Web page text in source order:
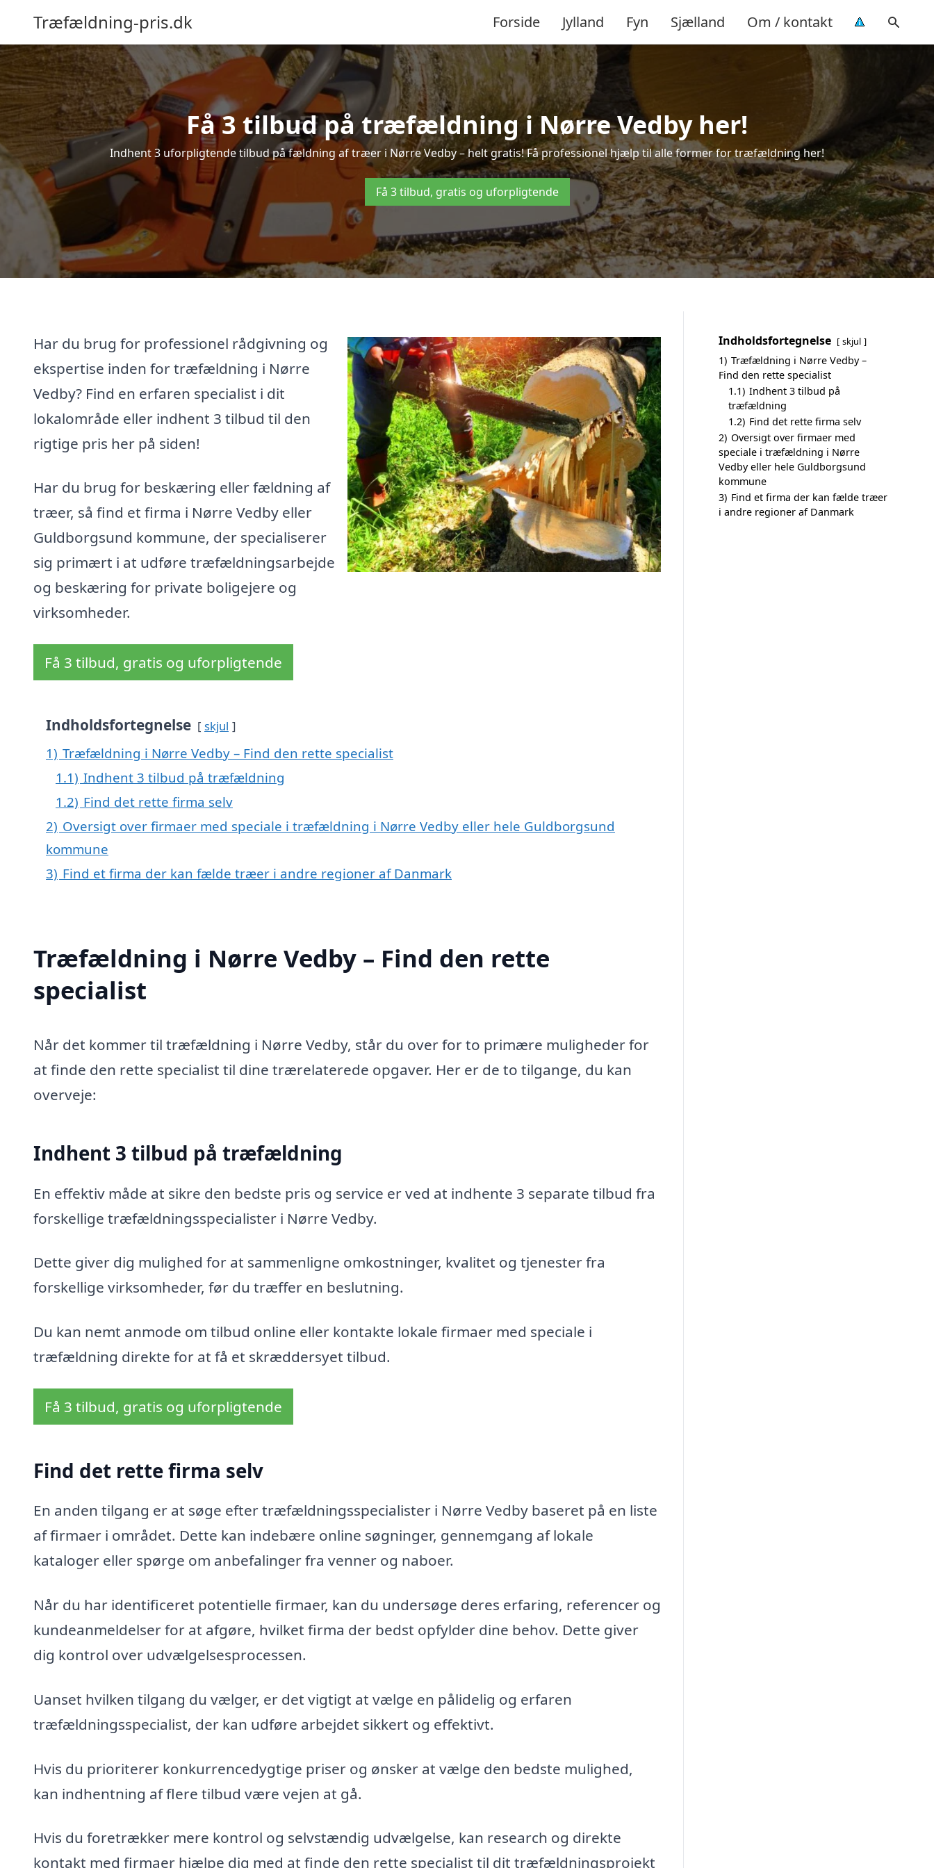
Træfældning-pris.dk Forside Jylland Fyn Sjælland Om / kontakt
Få 3 tilbud på træfældning i Nørre Vedby her!
Indhent 3 uforpligtende tilbud på fældning af træer i Nørre Vedby – helt gratis! Få professionel hjælp til alle former for træfældning her!
Få 3 tilbud, gratis og uforpligtende
Har du brug for professionel rådgivning og
ekspertise inden for træfældning i Nørre
Vedby? Find en erfaren specialist i dit
lokalområde eller indhent 3 tilbud til den
rigtige pris her på siden!
Har du brug for beskæring eller fældning af
træer, så find et firma i Nørre Vedby eller
Guldborgsund kommune, der specialiserer
sig primært i at udføre træfældningsarbejde
og beskæring for private boligejere og
virksomheder.
Få 3 tilbud, gratis og uforpligtende
Indholdsfortegnelse skjul
1) Træfældning i Nørre Vedby – Find den rette specialist
1.1) Indhent 3 tilbud på træfældning
1.2) Find det rette firma selv
2) Oversigt over firmaer med speciale i træfældning i Nørre Vedby eller hele Guldborgsund
kommune
3) Find et firma der kan fælde træer i andre regioner af Danmark
Træfældning i Nørre Vedby – Find den rette
specialist
Når det kommer til træfældning i Nørre Vedby, står du over for to primære muligheder for
at finde den rette specialist til dine trærelaterede opgaver. Her er de to tilgange, du kan
overveje:
Indhent 3 tilbud på træfældning
En effektiv måde at sikre den bedste pris og service er ved at indhente 3 separate tilbud fra
forskellige træfældningsspecialister i Nørre Vedby.
Dette giver dig mulighed for at sammenligne omkostninger, kvalitet og tjenester fra
forskellige virksomheder, før du træffer en beslutning.
Du kan nemt anmode om tilbud online eller kontakte lokale firmaer med speciale i
træfældning direkte for at få et skræddersyet tilbud.
Få 3 tilbud, gratis og uforpligtende
Find det rette firma selv
En anden tilgang er at søge efter træfældningsspecialister i Nørre Vedby baseret på en liste
af firmaer i området. Dette kan indebære online søgninger, gennemgang af lokale
kataloger eller spørge om anbefalinger fra venner og naboer.
Når du har identificeret potentielle firmaer, kan du undersøge deres erfaring, referencer og
kundeanmeldelser for at afgøre, hvilket firma der bedst opfylder dine behov. Dette giver
dig kontrol over udvælgelsesprocessen.
Uanset hvilken tilgang du vælger, er det vigtigt at vælge en pålidelig og erfaren
træfældningsspecialist, der kan udføre arbejdet sikkert og effektivt.
Hvis du prioriterer konkurrencedygtige priser og ønsker at vælge den bedste mulighed,
kan indhentning af flere tilbud være vejen at gå.
Hvis du foretrækker mere kontrol og selvstændig udvælgelse, kan research og direkte
kontakt med firmaer hjælpe dig med at finde den rette specialist til dit træfældningsprojekt
Indholdsfortegnelse skjul
1) Træfældning i Nørre Vedby –
Find den rette specialist
1.1) Indhent 3 tilbud på
træfældning
1.2) Find det rette firma selv
2) Oversigt over firmaer med
speciale i træfældning i Nørre
Vedby eller hele Guldborgsund
kommune
3) Find et firma der kan fælde træer
i andre regioner af Danmark